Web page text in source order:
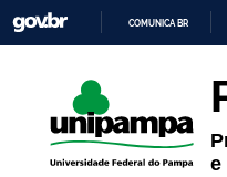
para
o
COMUNICA BR
e